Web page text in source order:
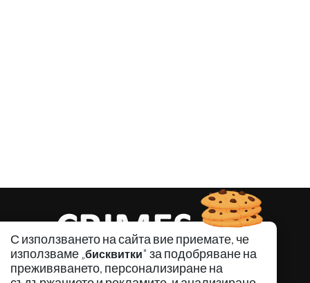
С използването на сайта вие приемате, че
използваме „бисквитки" за подобряване на
преживяването, персонализиране на